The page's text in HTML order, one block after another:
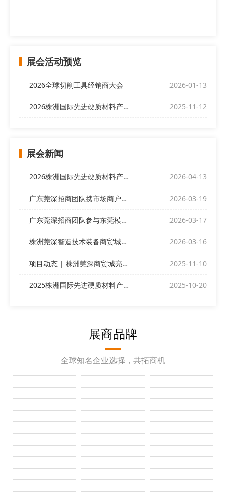
展会活动预览
2026全球切削工具经销商大会 2026-01-13
2026株洲国际先进硬质材料产业博览会 2025-11-12
展会新闻
2026株洲国际先进硬质材料产业博览会欢迎全球客商前来 2026-04-13
广东莞深招商团队携市场商户代表亮相“偌伊之夜”，开展展会招商 2026-03-19
广东莞深招商团队参与东莞模协产销对接交流会 2026-03-17
株洲莞深智造技术装备商贸城与您相约ITES深圳工业展 2026-03-16
项目动态 | 株洲莞深商贸城亮相深圳DMP展 2025-11-10
2025株洲国际先进硬质材料产业博览会昨日盛大开幕！ 2025-10-20
展商品牌
全球知名企业选择，共拓商机